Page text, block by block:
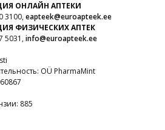
ОНЛАЙН АПТЕКИ
3100,eapteek@euroapteek.ee
ФИЗИЧЕСКИХ АПТЕК
5031,info@euroapteek.ee
OÜ PharmaMint
885